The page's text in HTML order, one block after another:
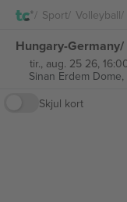
Sport Volleyball
tir., aug. 25 26,
Sinan Erdem Dome,
Skjul kort